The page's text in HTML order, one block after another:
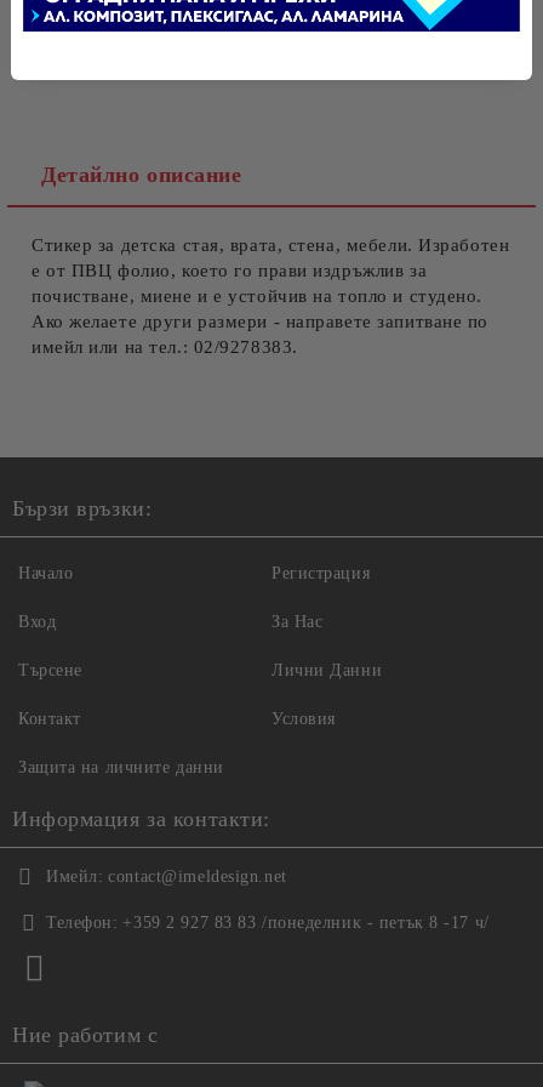
Tweet
Детайлно описание
Стикер за детска стая, врата, стена, мебели. Изработен
е от ПВЦ фолио, което го прави издръжлив за
почистване, миене и е устойчив на топло и студено.
Ако желаете други размери - направете запитване по
имейл или на тел.: 02/9278383.
Бързи връзки:
Начало
Вход
Търсене
Контакт
Регистрация
За Нас
Лични Данни
Условия
Защита на личните данни
Информация за контакти:
Имейл: contact@imeldesign.net
Телефон: +359 2 927 83 83 /понеделник - петък 8 -17 ч/
Ние работим с